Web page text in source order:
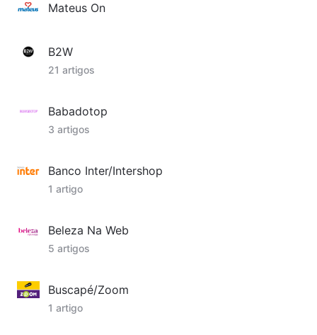
Mateus On
B2W
21 artigos
Babadotop
3 artigos
Banco Inter/Intershop
1 artigo
Beleza Na Web
5 artigos
Buscapé/Zoom
1 artigo